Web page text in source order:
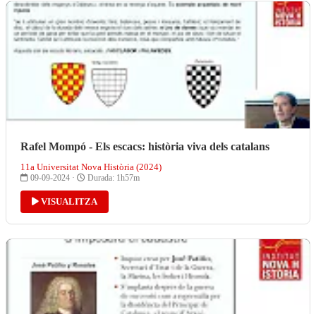
Rafel Mompó - Els escacs: història viva dels catalans
11a Universitat Nova Història (2024)
09-09-2024 · Durada: 1h57m
VISUALITZA